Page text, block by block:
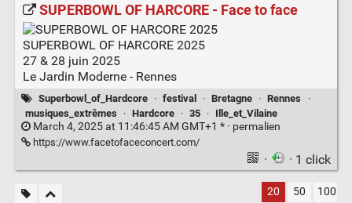
SUPERBOWL OF HARCORE - Face to face
SUPERBOWL OF HARCORE 2025
27 & 28 juin 2025
Le Jardin Moderne - Rennes
Superbowl_of_Hardcore · festival · Bretagne · Rennes
·
musiques_extrêmes
· Hardcore · 35 · Ille_et_Vilaine
March 4, 2025 at 11:46:45 AM GMT+1 * · permalien
https://www.facetofaceconcert.com/
· · 1 click
20 50 100